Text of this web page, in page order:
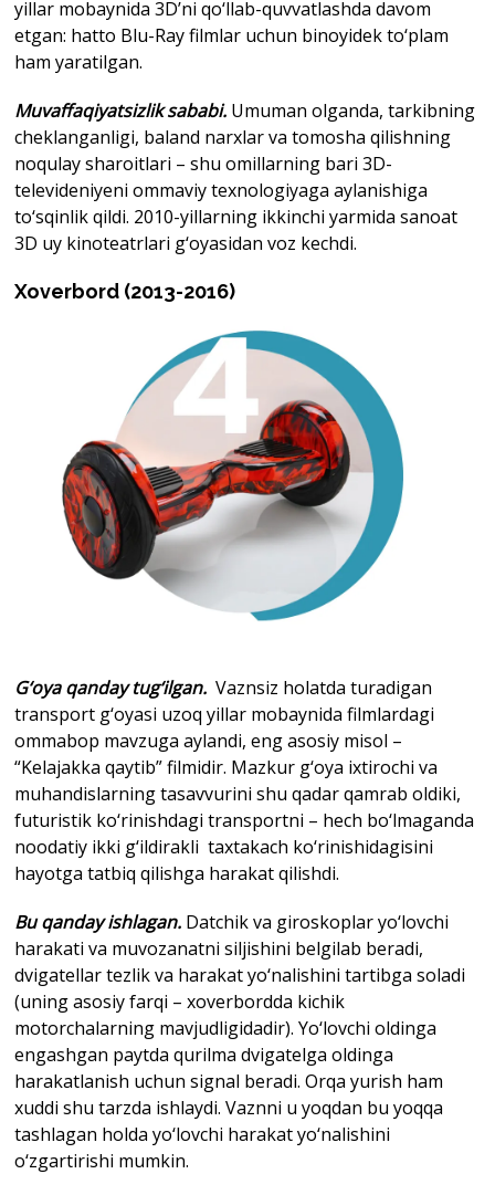
yillar mobaynida 3D’ni qo‘llab-quvvatlashda davom
etgan: hatto Blu-Ray filmlar uchun binoyidek to‘plam
ham yaratilgan.
Muvaffaqiyatsizlik sababi. Umuman olganda, tarkibning
cheklanganligi, baland narxlar va tomosha qilishning
noqulay sharoitlari – shu omillarning bari 3D-
televideniyeni ommaviy texnologiyaga aylanishiga
to‘sqinlik qildi. 2010-yillarning ikkinchi yarmida sanoat
3D uy kinoteatrlari g‘oyasidan voz kechdi.
Xoverbord (2013-2016)
G‘oya qanday tug‘ilgan. Vaznsiz holatda turadigan
transport g‘oyasi uzoq yillar mobaynida filmlardagi
ommabop mavzuga aylandi, eng asosiy misol –
“Kelajakka qaytib” filmidir. Mazkur g‘oya ixtirochi va
muhandislarning tasavvurini shu qadar qamrab oldiki,
futuristik ko‘rinishdagi transportni – hech bo‘lmaganda
noodatiy ikki g‘ildirakli taxtakach ko‘rinishidagisini
hayotga tatbiq qilishga harakat qilishdi.
Bu qanday ishlagan. Datchik va giroskoplar yo‘lovchi
harakati va muvozanatni siljishini belgilab beradi,
dvigatellar tezlik va harakat yo‘nalishini tartibga soladi
(uning asosiy farqi – xoverbordda kichik
motorchalarning mavjudligidadir). Yo‘lovchi oldinga
engashgan paytda qurilma dvigatelga oldinga
harakatlanish uchun signal beradi. Orqa yurish ham
xuddi shu tarzda ishlaydi. Vaznni u yoqdan bu yoqqa
tashlagan holda yo‘lovchi harakat yo‘nalishini
o‘zgartirishi mumkin.